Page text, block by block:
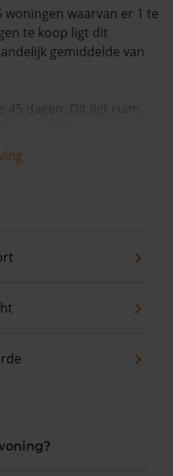
woningen waarvan er 1 te
te koop ligt dit
gemiddelde van
dagen. Dit ligt ruim
De gemiddelde
met 9,8% gestegen.